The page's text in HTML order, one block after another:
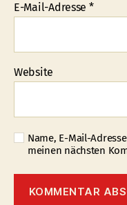
E-Mail-Adresse *
Website
Name, E-Mail-
meinen nächsten